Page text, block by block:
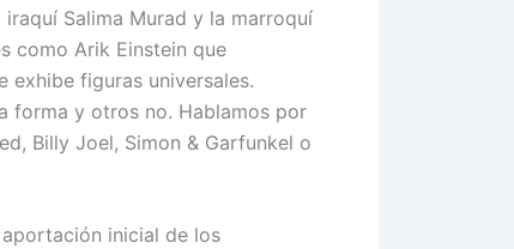
Salima Murad y la marroquí
como Arik Einstein que
exhibe figuras universales.
forma y otros no. Hablamos por
Billy Joel, Simon & Garfunkel o
inicial de los